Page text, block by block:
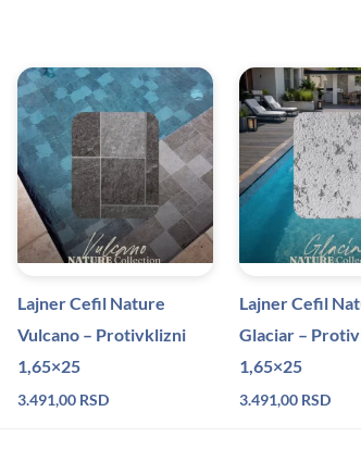
Lajner Cefil Nature
Vulcano – Protivklizni
1,65×25
3.491,00 RSD
Lajner Cefil
Glaciar –
1,65×25
3.491,00 RSD